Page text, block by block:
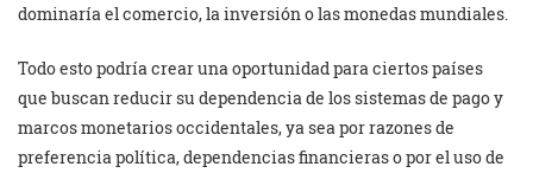
dominaría el comercio, la inversión o las monedas mundiales.
Todo esto podría crear una oportunidad para ciertos países
que buscan reducir su dependencia de los sistemas de pago y
marcos monetarios occidentales, ya sea por razones de
preferencia política, dependencias financieras o por el uso de